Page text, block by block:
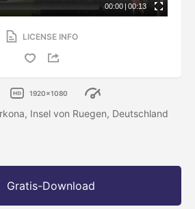
00:00 | 00:13
LICENSE INFO
1920x1080
Insel von Ruegen, Deutschland
Gratis-Download